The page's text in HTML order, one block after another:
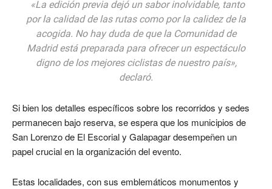
«La edición previa dejó un sabor inolvidable, tanto
por la calidad de las rutas como por la calidez de la
acogida. No hay duda de que la Comunidad de
Madrid está preparada para ofrecer un espectáculo
digno de los mejores ciclistas de nuestro país»,
declaró.
Si bien los detalles específicos sobre los recorridos y sedes
permanecen bajo reserva, se espera que los municipios de
San Lorenzo de El Escorial y Galapagar desempeñen un
papel crucial en la organización del evento.
Estas localidades, con sus emblemáticos monumentos y